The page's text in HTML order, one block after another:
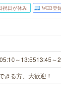
祝日が休み WEB登
～13:5513:45～
きる方、大歓迎！